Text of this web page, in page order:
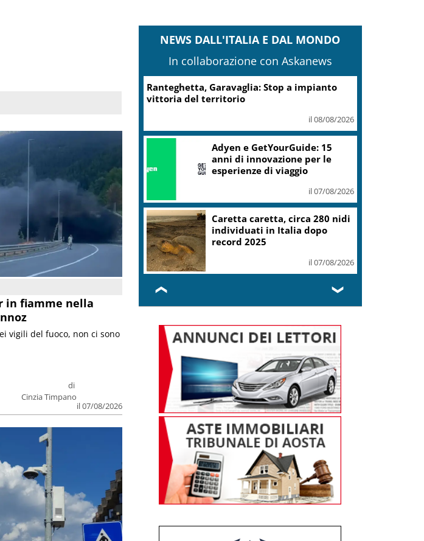
in fiamme nella
di
Cinzia Timpano
il 07/08/2026
vigili del fuoco, non ci sono
NEWS DALL'ITALIA E DAL MONDO
In collaborazione con Askanews
Ranteghetta, Garavaglia: Stop a impianto
vittoria del territorio
il 08/08/2026
Adyen e GetYourGuide: 15
anni di innovazione per le
esperienze di viaggio
il 07/08/2026
Caretta caretta, circa 280 nidi
individuati in Italia dopo
record 2025
il 07/08/2026
❮ ❯